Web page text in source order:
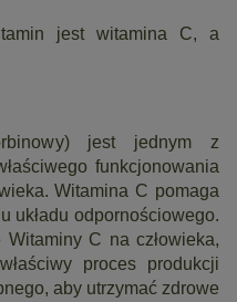
jest witamina C, a
jest jednym z
funkcjonowania
Witamina C pomaga
układu odpornościowego.
C na człowieka,
proces produkcji
aby utrzymać zdrowe